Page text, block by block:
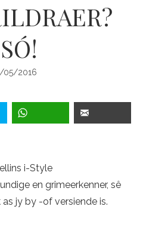
05/2016
i-Style
en grimeerkenner, sê
jy by -of versiende is.